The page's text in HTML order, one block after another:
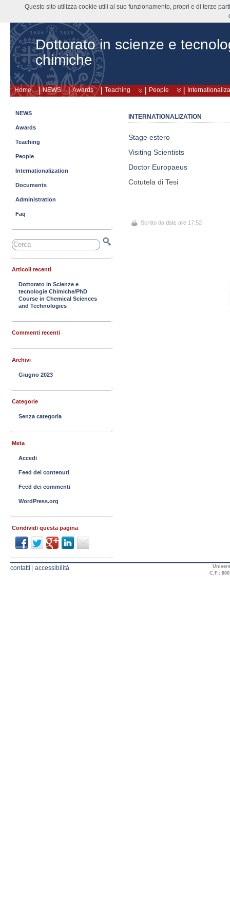
Dottorato in scienze e
chimiche
Home NEWS Awards Teaching People
INTERNATIONALIZATION
Stage estero
Visiting Scientists
Doctor Europaeus
Cotutela di Tesi
Scritto da dstc alle 17:52
NEWS
Awards
Teaching
People
Internationalization
Documents
Administration
Faq
Articoli recenti
Dottorato in Scienze e
tecnologie Chimiche/PhD
Course in Chemical Sciences
and Technologies
Commenti recenti
Archivi
Giugno 2023
Categorie
Senza categoria
Meta
Accedi
Feed dei contenuti
Feed dei commenti
WordPress.org
Condividi questa pagina
contatti | accessibilità
C.F.:
Questo sito utilizza cookie utili al suo funzionamento, propri e di terze